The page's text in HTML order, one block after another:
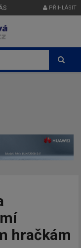
PŘIHLÁSIT
hračkám